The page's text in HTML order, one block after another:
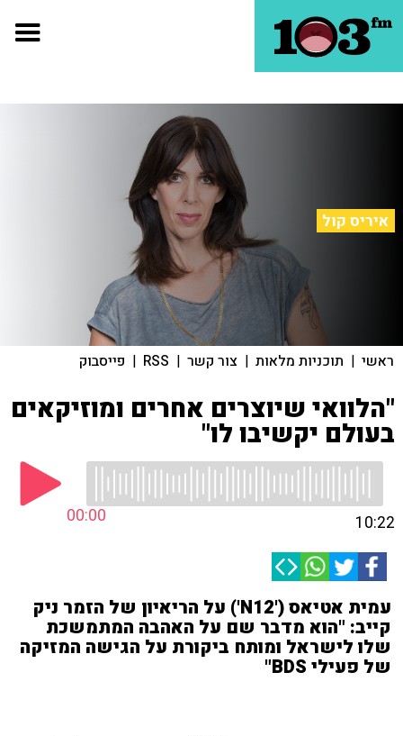
איריס קול
ראשי | תוכניות מלאות | צור קשר |
RSS
| פייסבוק
"הלוואי שיוצרים אחרים ומוזיקאים
בעולם יקשיבו לו"
00:00 10:22
עמית אטיאס ('N12') על הריאיון של הזמר ניק
קייב: "הוא מדבר שם על האהבה המתמשכת
שלו לישראל ומותח ביקורת על הגישה המזיקה
של פעילי BDS"